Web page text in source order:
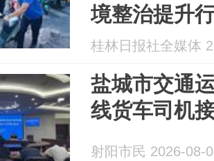
境整治提升
桂林日报社全媒体
盐城市交通
线货车司机
射阳市民 2026-08-